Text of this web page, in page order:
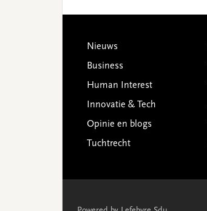
Footer
Nieuws
Business
Human Interest
Innovatie & Tech
Opinie en blogs
Tuchtrecht